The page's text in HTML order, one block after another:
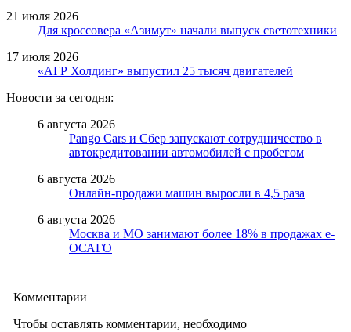
21 июля 2026
Для кроссовера «Азимут» начали выпуск светотехники
17 июля 2026
«АГР Холдинг» выпустил 25 тысяч двигателей
Новости за сегодня:
6 августа 2026
Pango Cars и Сбер запускают сотрудничество в
автокредитовании автомобилей с пробегом
6 августа 2026
Онлайн-продажи машин выросли в 4,5 раза
6 августа 2026
Москва и МО занимают более 18% в продажах е-
ОСАГО
Комментарии
Чтобы оставлять комментарии, необходимо